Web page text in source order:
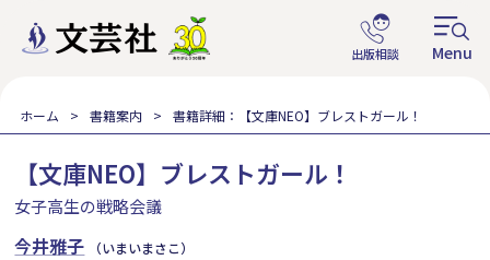
ホーム 書籍案内 書籍詳細：【文庫NEO】ブレストガール！
【文庫NEO】ブレストガール！
女子高生の戦略会議
今井雅子 （いまいまさこ）